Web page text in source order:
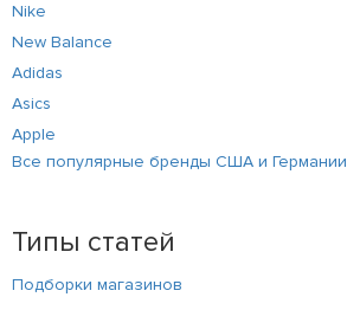
Nike
New Balance
Adidas
Asics
Apple
Все популярные бренды США и Германии
Типы статей
Подборки магазинов